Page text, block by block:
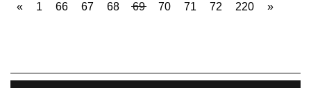
« 1 66 67 68 69 70 71 72 220 »